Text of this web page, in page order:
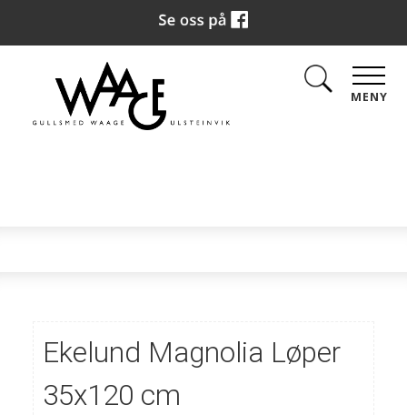
MENY
Ekelund Magnolia Løper
35x120 cm